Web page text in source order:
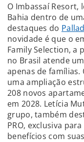
O Imbassaí
Bahia dentro de
destaques do
novidade é que o
Family Selection, a
no Brasil atende
apenas de
uma ampliação
208 novos
em 2028. Letícia
grupo, também
PRO, exclusiva
benefícios com